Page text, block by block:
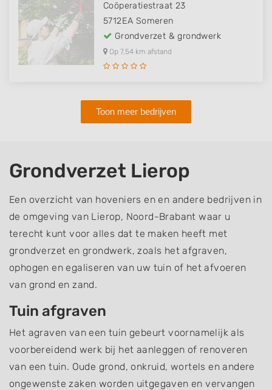
Coöperatiestraat 23
5712EA Someren
Grondverzet & grondwerk
Op 7,54 km afstand
Toon meer bedrijven
Grondverzet Lierop
Een overzicht van hoveniers en en andere bedrijven in
de omgeving van Lierop, Noord-Brabant waar u
terecht kunt voor alles dat te maken heeft met
grondverzet en grondwerk, zoals het afgraven,
ophogen en egaliseren van uw tuin of het afvoeren
van grond en zand.
Tuin afgraven
Het agraven van een tuin gebeurt voornamelijk als
voorbereidend werk bij het aanleggen of renoveren
van een tuin. Oude grond, onkruid, wortels en andere
ongewenste zaken worden uitgegaven en vervangen